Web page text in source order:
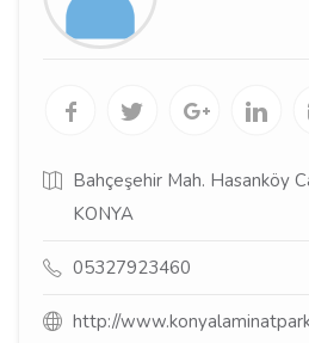
Bahçeşehir Mah. Hasanköy
KONYA
05327923460
http://